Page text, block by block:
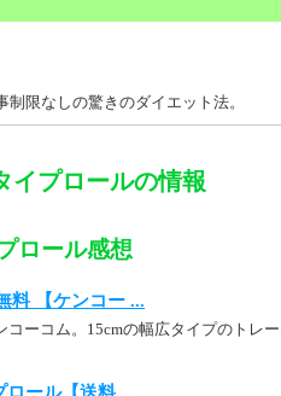
限なしの驚きのダイエット法。
イプロールの情報
ロール感想
料 【ケンコー ...
ーコム。15cmの幅広タイプのトレ